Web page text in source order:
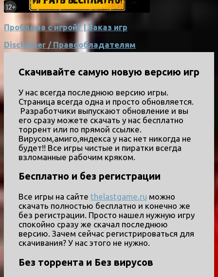
Проблема с игрой? | Заказ игр
Disclaimer / Правообладателям
Скачивайте самую новую версию игр
У нас всегда последнюю версию игры.
Страница всегда одна и просто обновляется.
Разработчики выпускают обновление и вы
его сразу можете скачать у нас бесплатно
торрент или по прямой ссылке.
Вирусом,амиго,яндекса у нас нет никогда не
будет!! Все игры чистые и пиратки всегда
взломанные рабочим кряком.
Бесплатно и без регистрации
Все игры на сайте thelastgame.ru можно
скачать полностью бесплатно и конечно же
без регистрации. Просто нашел нужную игру
спокойно сразу же скачал последнюю
версию. Зачем сейчас регистрироваться для
скачивания? У нас этого не нужно.
Без торрента и Без вирусов